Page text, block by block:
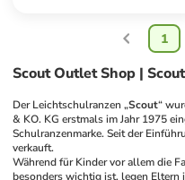
1
Scout Outlet Shop |
Der Leichtschulranzen „Scout“
& KO. KG erstmals im Jahr 1975
Schulranzenmarke. Seit der
verkauft.
Während für Kinder vor allem die
besonders wichtig ist, legen Eltern